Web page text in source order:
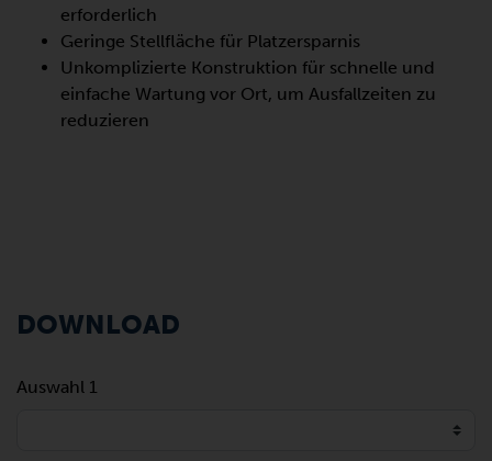
erforderlich
Geringe Stellfläche für Platzersparnis
Unkomplizierte Konstruktion für schnelle und
einfache Wartung vor Ort, um Ausfallzeiten zu
reduzieren
DOWNLOAD
Auswahl 1